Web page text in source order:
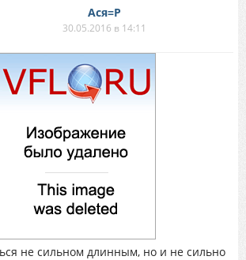
Ася=P
30.05.2016 в 14:11
не сильном длинным, но и не сильно